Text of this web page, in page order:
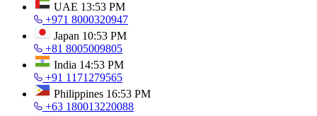
UAE 13:53 PM
+971 8000320947
Japan 10:53 PM
+81 8005009805
India 14:53 PM
+91 1171279565
Philippines 16:53 PM
+63 180013220088